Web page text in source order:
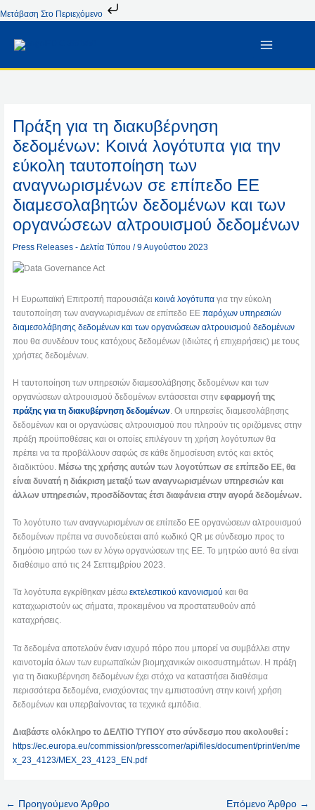
Μετάβαση Στο Περιεχόμενο
Στο
Πράξη για τη διακυβέρνηση
δεδομένων: Κοινά λογότυπα για την
εύκολη ταυτοποίηση των
αναγνωρισμένων σε επίπεδο ΕΕ
διαμεσολαβητών δεδομένων και των
οργανώσεων αλτρουισμού δεδομένων
Press Releases - Δελτία Τύπου /9 Αυγούστου 2023
Η Ευρωπαϊκή Επιτροπή παρουσιάζεικοινά λογότυπα για την εύκολη
ταυτοποίηση των αναγνωρισμένων σε επίπεδο ΕΕπαρόχων υπηρεσιών
διαμεσολάβησης δεδομένων και των οργανώσεων αλτρουισμού δεδομένων
που θα συνδέουν τους κατόχους δεδομένων (ιδιώτες ή επιχειρήσεις) με τους
χρήστες δεδομένων.
Η ταυτοποίηση των υπηρεσιών διαμεσολάβησης δεδομένων και των
οργανώσεων αλτρουισμού δεδομένων εντάσσεται στηνεφαρμογή της
πράξης για τη διακυβέρνηση δεδομένων. Οι υπηρεσίες διαμεσολάβησης
δεδομένων και οι οργανώσεις αλτρουισμού που πληρούν τις οριζόμενες στην
πράξη προϋποθέσεις και οι οποίες επιλέγουν τη χρήση λογότυπων θα
πρέπει να τα προβάλλουν σαφώς σε κάθε δημοσίευση εντός και εκτός
διαδικτύου. Μέσω της χρήσης αυτών των λογοτύπων σε επίπεδο ΕΕ, θα
είναι δυνατή η διάκριση μεταξύ των αναγνωρισμένων υπηρεσιών και
άλλων υπηρεσιών, προσδίδοντας έτσι διαφάνεια στην αγορά δεδομένων.
Το λογότυπο των αναγνωρισμένων σε επίπεδο ΕΕ οργανώσεων αλτρουισμού
δεδομένων πρέπει να συνοδεύεται από κωδικό QR με σύνδεσμο προς το
δημόσιο μητρώο των εν λόγω οργανώσεων της ΕΕ. Το μητρώο αυτό θα είναι
διαθέσιμο από τις 24 Σεπτεμβρίου 2023.
Τα λογότυπα εγκρίθηκαν μέσωεκτελεστικού κανονισμού και θα
καταχωριστούν ως σήματα, προκειμένου να προστατευθούν από
καταχρήσεις.
Τα δεδομένα αποτελούν έναν ισχυρό πόρο που μπορεί να συμβάλλει στην
καινοτομία όλων των ευρωπαϊκών βιομηχανικών οικοσυστημάτων. Η πράξη
για τη διακυβέρνηση δεδομένων έχει στόχο να καταστήσει διαθέσιμα
περισσότερα δεδομένα, ενισχύοντας την εμπιστοσύνη στην κοινή χρήση
δεδομένων και υπερβαίνοντας τα τεχνικά εμπόδια.
Διαβάστε ολόκληρο το ΔΕΛΤΙΟ ΤΥΠΟΥ στο σύνδεσμο που ακολουθεί :
https://ec.europa.eu/commission/presscorner/api/files/document/print/en/me
x_23_4123/MEX_23_4123_EN.pdf
← Προηγούμενο Άρθρο Επόμενο Άρθρο →